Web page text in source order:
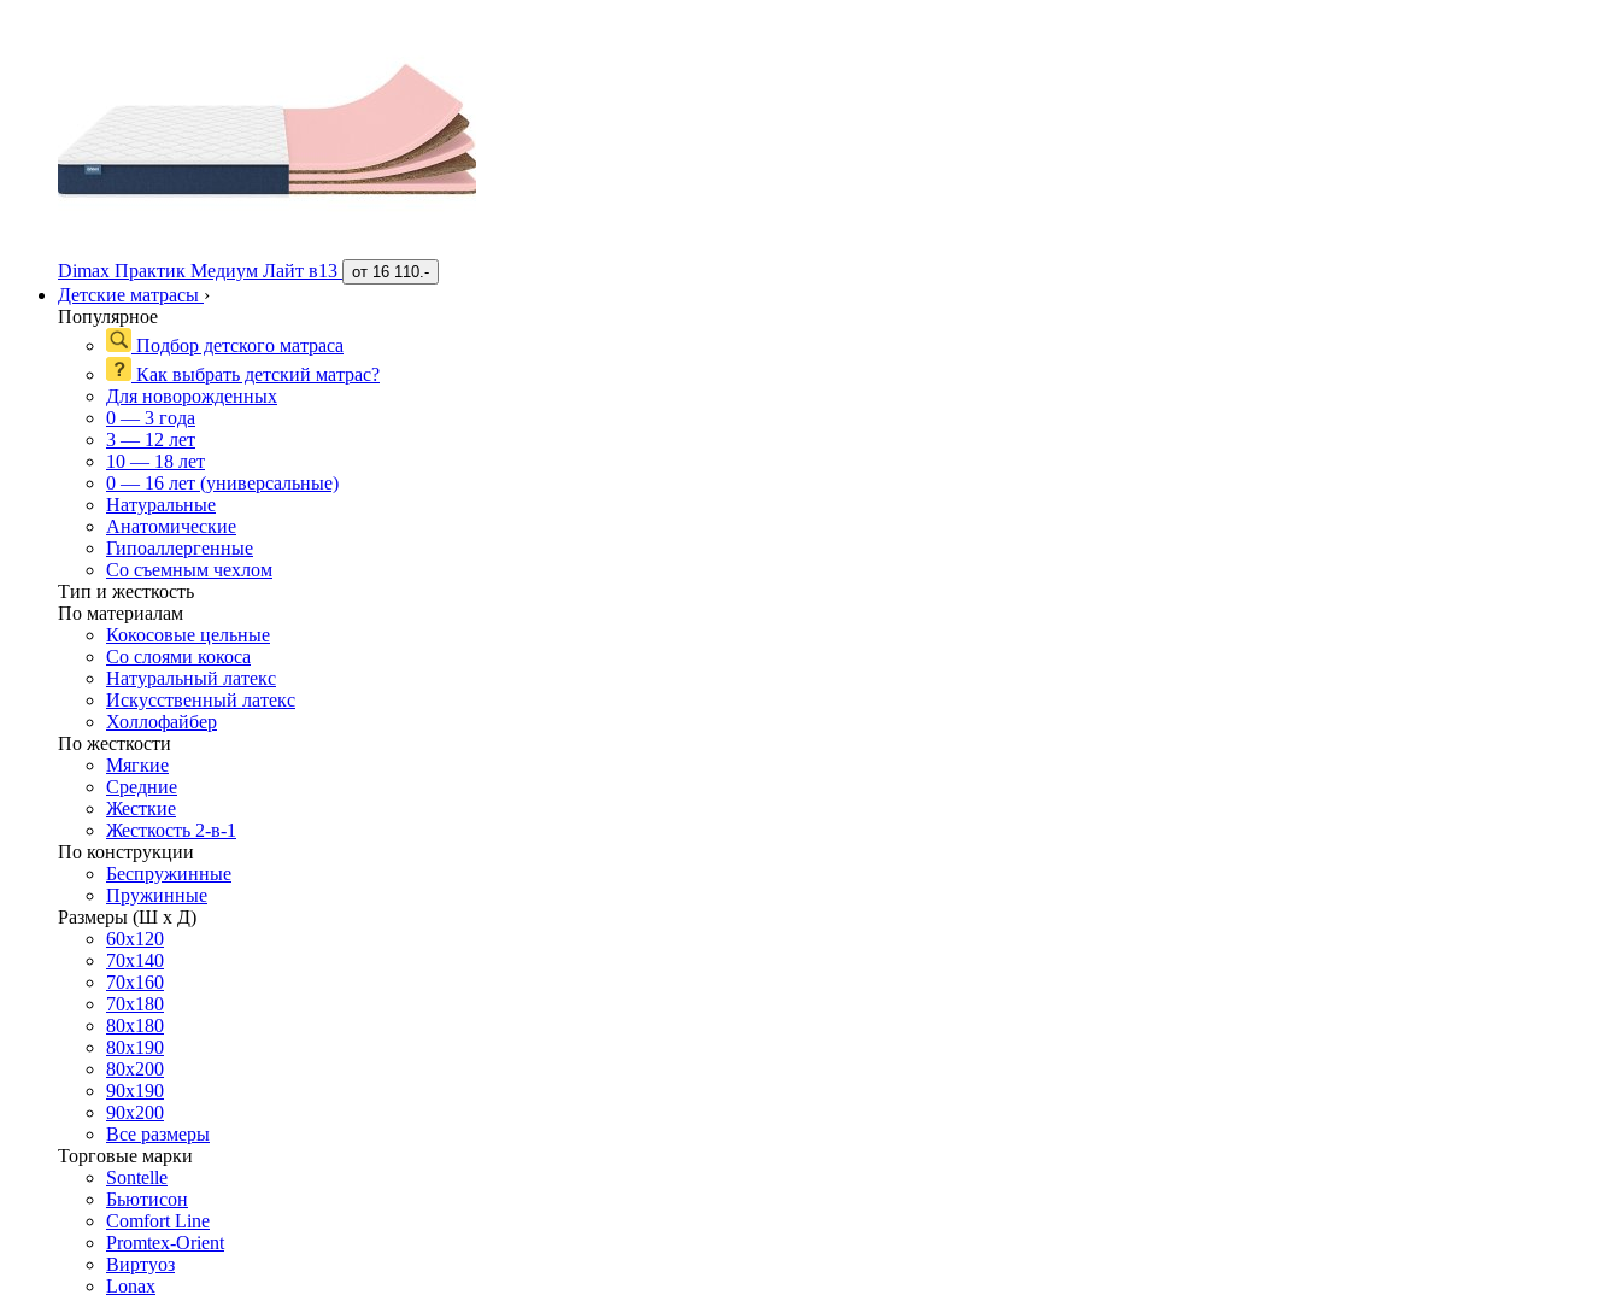
Dimax Практик Медиум Лайт в13 от 16 110.-
Детские матрасы ›
Популярное
Подбор детского матраса
Как выбрать детский матрас?
Для новорожденных
0 — 3 года
3 — 12 лет
10 — 18 лет
0 — 16 лет (универсальные)
Натуральные
Анатомические
Гипоаллергенные
Со съемным чехлом
Тип и жесткость
По материалам
Кокосовые цельные
Со слоями кокоса
Натуральный латекс
Искусственный латекс
Холлофайбер
По жесткости
Мягкие
Средние
Жесткие
Жесткость 2-в-1
По конструкции
Беспружинные
Пружинные
Размеры (Ш х Д)
60х120
70х140
70х160
70х180
80х180
80х190
80х200
90х190
90х200
Все размеры
Торговые марки
Sontelle
Бьютисон
Comfort Line
Promtex-Orient
Виртуоз
Lonax